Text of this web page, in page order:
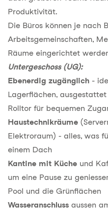
Produktivität.
Die Büros können je nach
Arbeitsgemeinschaften,
Räume eingerichtet
Untergeschoss (UG):
Ebenerdig zugänglich -
Lagerflächen,
Rolltor für bequemen
Haustechnikräume
Elektroraum) - alles, was
einem Dach
Kantine mit Küche und
um eine Pause zu
Pool und die Grünflächen
Wasseranschluss aussen